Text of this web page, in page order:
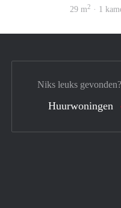
29 m2 · 1
Niks leuks
Huurwoningen